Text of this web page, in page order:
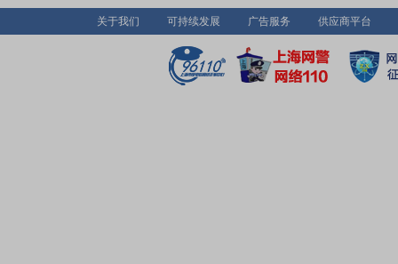
关于我们 可持续发展 广告服务 供应商平台